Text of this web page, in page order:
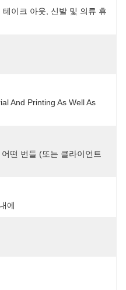
이크 아웃, 신발 및 의류 휴
And Printing As Well As
떤 번들 (또는 클라이언트
에